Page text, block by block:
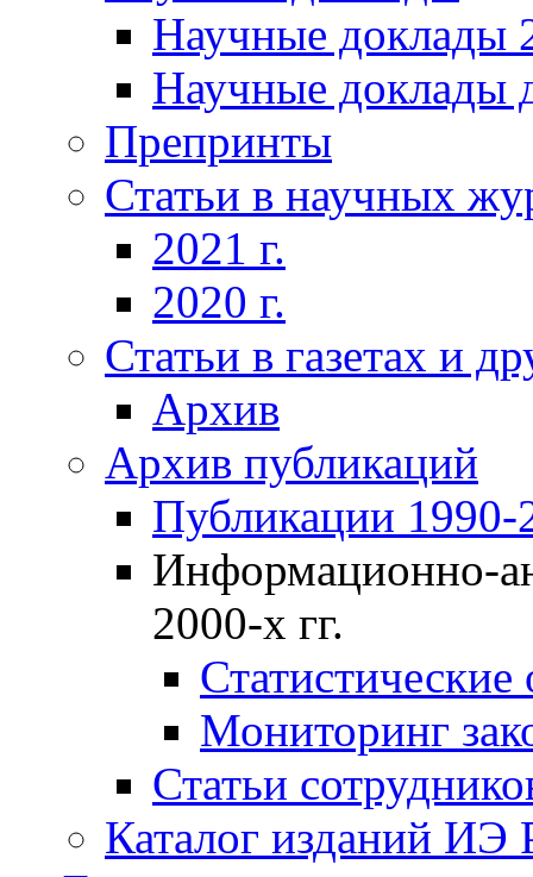
Научные доклады
Научные доклады
Препринты
Статьи в научных
2021 г.
2020 г.
Статьи в газетах и
Архив
Архив публикаций
Публикации 1990-
Информационно-
2000-х гг.
Мониторинг
Статьи
Каталог изданий ИЭ